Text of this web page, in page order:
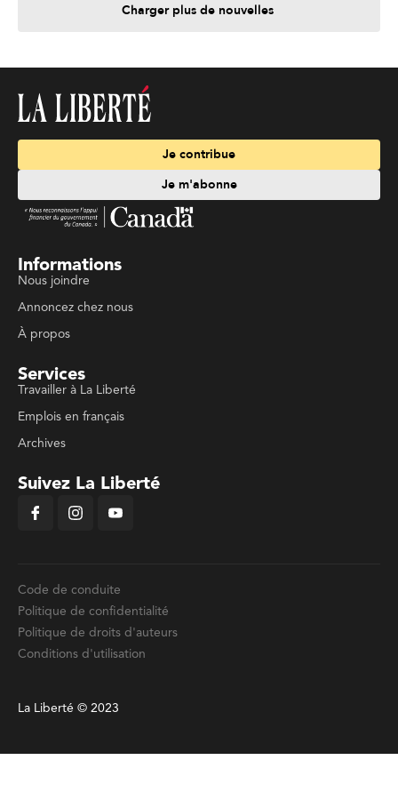
Charger plus de nouvelles
Je contribue
Je m'abonne
Informations
Nous joindre
Annoncez chez nous
À propos
Services
Travailler à La Liberté
Emplois en français
Archives
Suivez La Liberté
Code de conduite
Politique de confidentialité
Politique de droits d'auteurs
Conditions d'utilisation
La Liberté © 2023